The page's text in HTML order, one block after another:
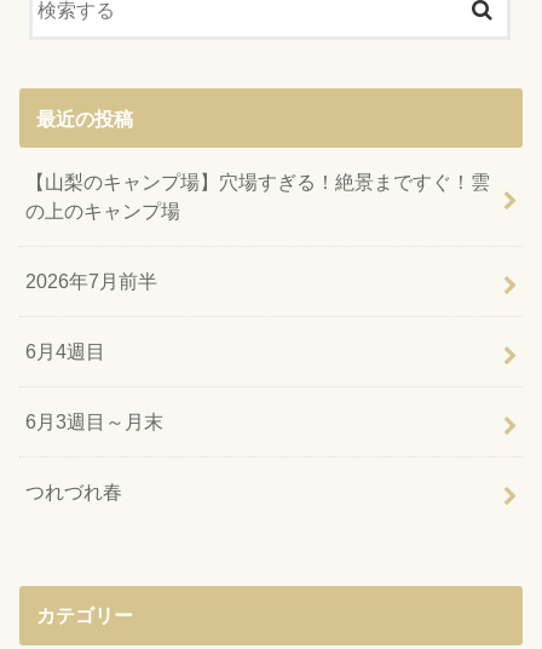
最近の投稿
【山梨のキャンプ場】穴場すぎる！絶景まですぐ！雲
の上のキャンプ場
2026年7月前半
6月4週目
6月3週目～月末
つれづれ春
カテゴリー